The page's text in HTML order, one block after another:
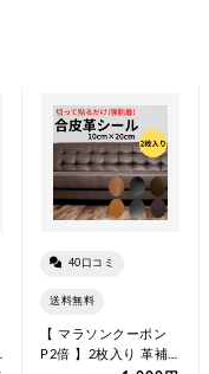
40口コミ
送料無料
【 マラソンクーポン
P2倍 】2枚入り 革補